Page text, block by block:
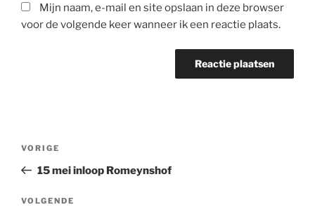
Mijn naam, e-mail en site opslaan in deze browser
voor de volgende keer wanneer ik een reactie plaats.
Vorig
bericht
VORIGE
15 mei inloop Romeynshof
Volgend
VOLGENDE